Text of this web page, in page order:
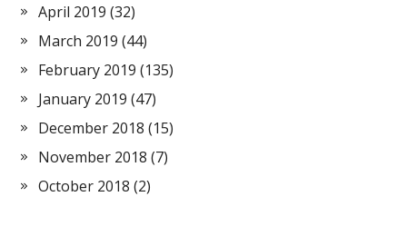
April 2019 (32)
March 2019 (44)
February 2019 (135)
January 2019 (47)
December 2018 (15)
November 2018 (7)
October 2018 (2)